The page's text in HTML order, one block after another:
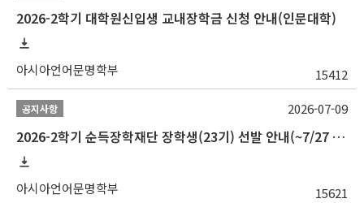
2026-2학기 대학원신입생 교내장학금 신청 안내(인문대학)
아시아언어문명학부 15412
공지사항
2026-2학기 순득장학재단 장학생(23기) 선발 안내(~7/27 10:00)
아시아언어문명학부 15621
2026-07-09